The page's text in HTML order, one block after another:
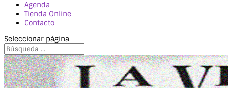
Agenda
Tienda Online
Contacto
Seleccionar página